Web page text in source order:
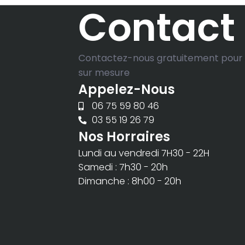
Contact
Contactez-nous gratuitement pour
sur mesure
Appelez-Nous
06 75 59 80 46
03 55 19 26 79
Nos Horraires
Lundi au vendredi 7H30 - 22H
Samedi : 7h30 - 20h
Dimanche : 8h00 - 20h